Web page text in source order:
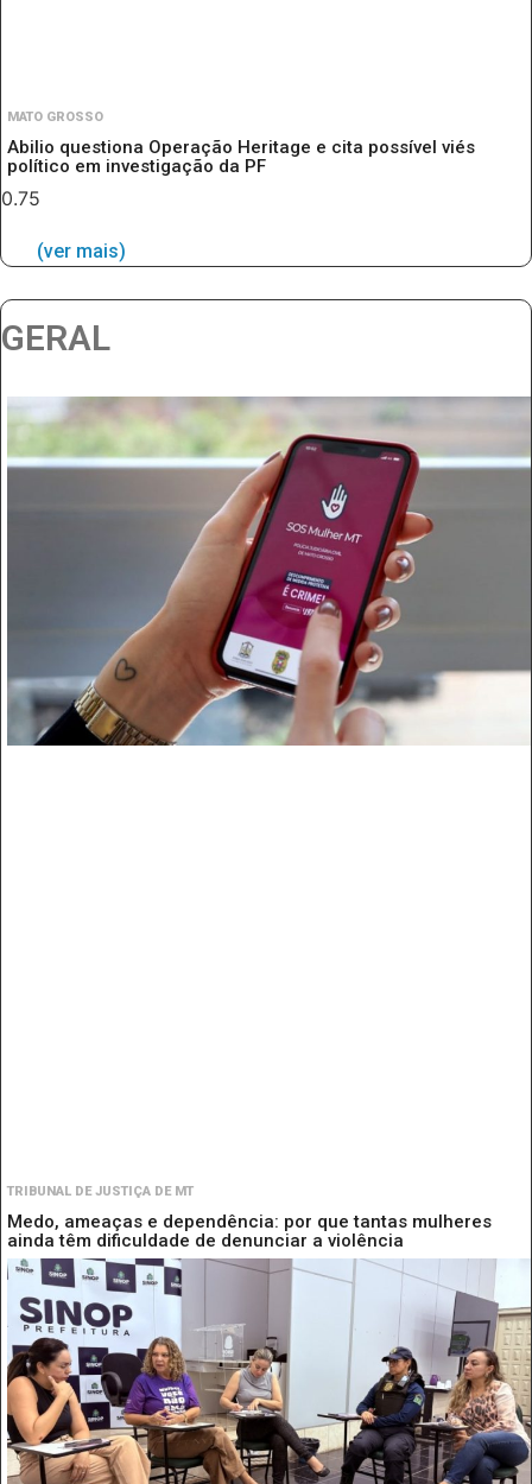
MATO GROSSO
Abilio questiona Operação Heritage e cita possível viés
político em investigação da PF
(ver mais)
GERAL
TRIBUNAL DE JUSTIÇA DE MT
Medo, ameaças e dependência: por que tantas mulheres
ainda têm dificuldade de denunciar a violência